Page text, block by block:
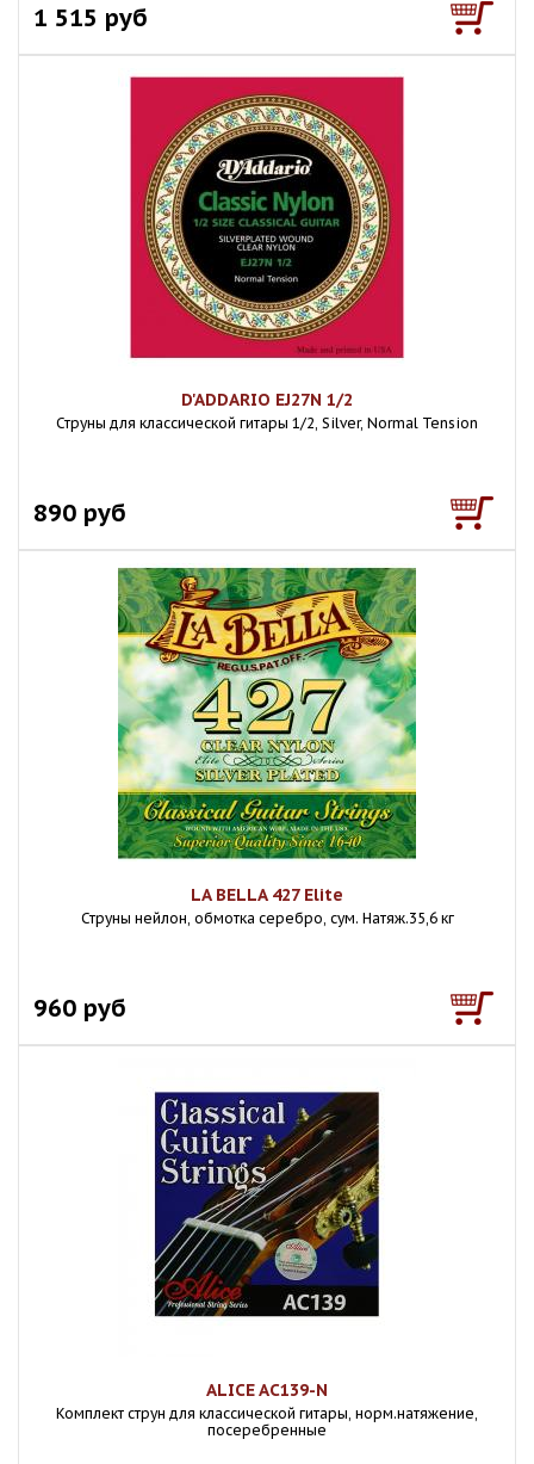
1 515 руб
D'ADDARIO EJ27N 1/2
Струны для классической гитары 1/2, Silver, Normal Tension
890 руб
LA BELLA 427 Elite
Струны нейлон, обмотка серебро, сум. Натяж.35,6 кг
960 руб
ALICE AC139-N
Комплект струн для классической гитары, норм.натяжение,
посеребренные